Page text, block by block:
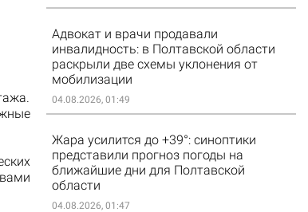
Адвокат и врачи продавали
инвалидность: в Полтавской области
раскрыли две схемы уклонения от
мобилизации
04.08.2026, 01:49
Жара усилится до +39°: синоптики
представили прогноз погоды на
ближайшие дни для Полтавской
области
04.08.2026, 01:47